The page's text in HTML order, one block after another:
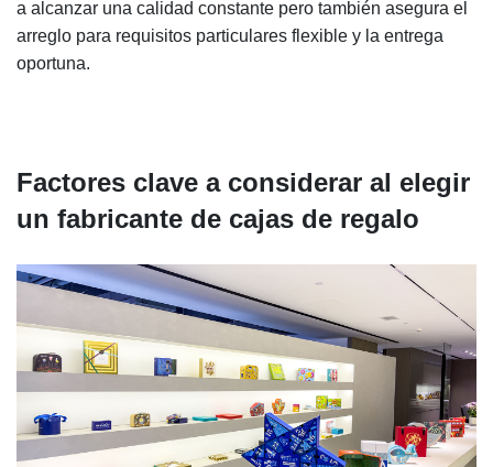
a alcanzar una calidad constante pero también asegura el
arreglo para requisitos particulares flexible y la entrega
oportuna.
Factores clave a considerar al elegir
un fabricante de cajas de regalo